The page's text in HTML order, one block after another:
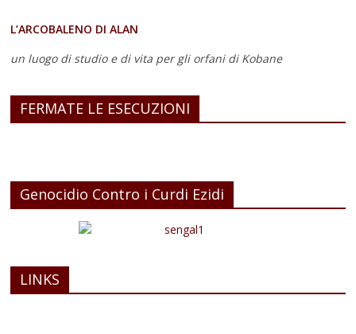
L’ARCOBALENO DI ALAN
un luogo di studio e di vita per gli orfani di Kobane
FERMATE LE ESECUZIONI
Genocidio Contro i Curdi Ezidi
LINKS